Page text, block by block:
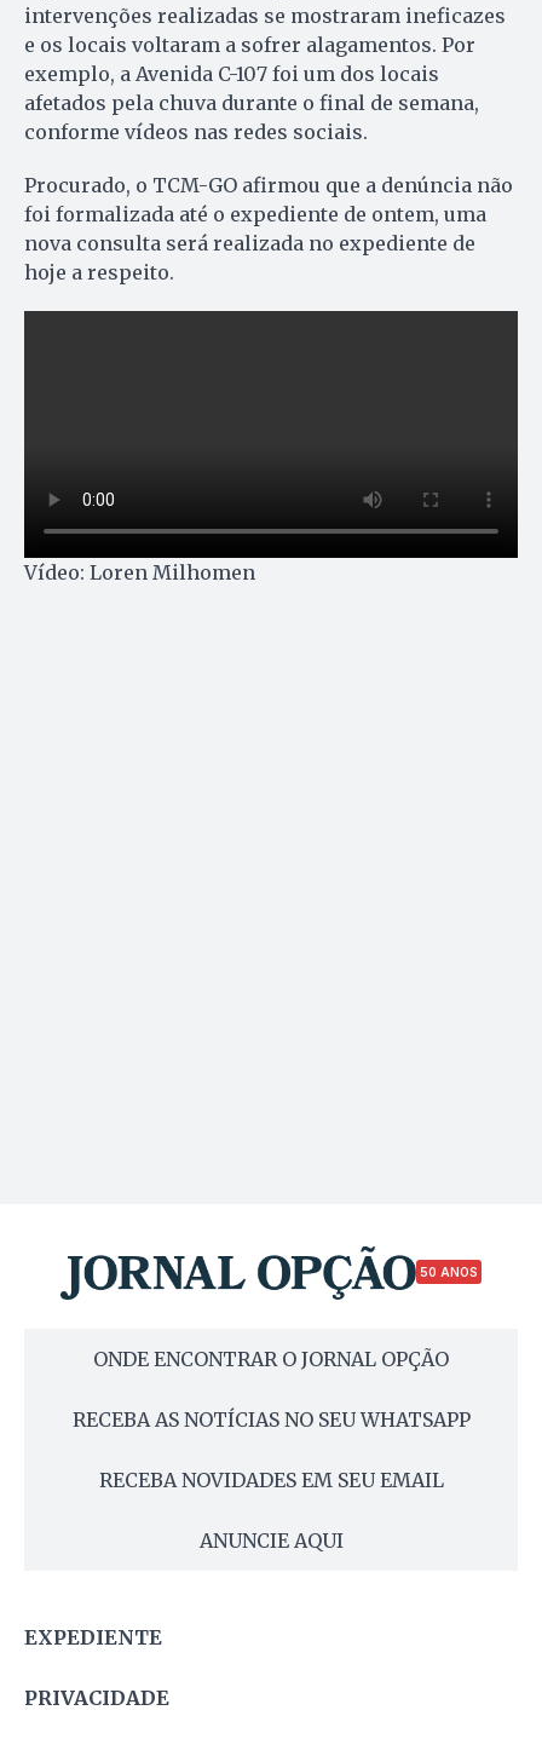
intervenções realizadas se mostraram ineficazes
e os locais voltaram a sofrer alagamentos. Por
exemplo, a Avenida C-107 foi um dos locais
afetados pela chuva durante o final de semana,
conforme vídeos nas redes sociais.
Procurado, o TCM-GO afirmou que a denúncia não
foi formalizada até o expediente de ontem, uma
nova consulta será realizada no expediente de
hoje a respeito.
Vídeo: Loren Milhomen
50 ANOS
ONDE ENCONTRAR O JORNAL OPÇÃO
RECEBA AS NOTÍCIAS NO SEU WHATSAPP
RECEBA NOVIDADES EM SEU EMAIL
ANUNCIE AQUI
EXPEDIENTE
PRIVACIDADE